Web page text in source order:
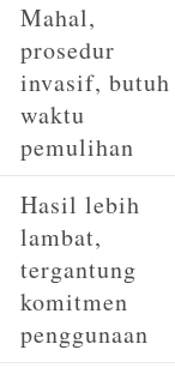
Mahal,
prosedur
invasif, butuh
waktu
pemulihan
Hasil lebih
lambat,
tergantung
komitmen
penggunaan